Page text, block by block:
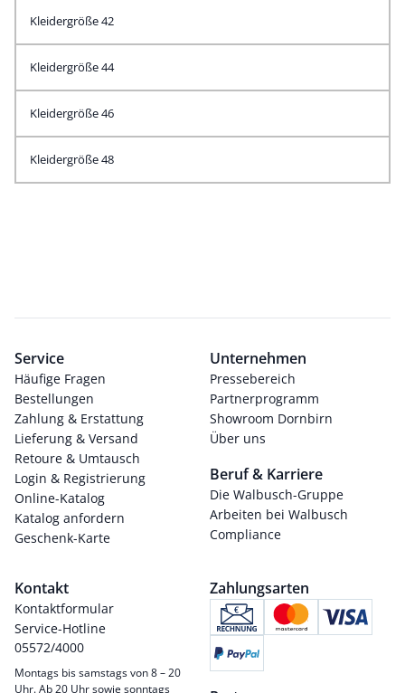
Kleidergröße 42
Kleidergröße 44
Kleidergröße 46
Kleidergröße 48
Service
Häufige Fragen
Bestellungen
Zahlung & Erstattung
Lieferung & Versand
Retoure & Umtausch
Login & Registrierung
Online-Katalog
Katalog anfordern
Geschenk-Karte
Unternehmen
Pressebereich
Partnerprogramm
Showroom Dornbirn
Über uns
Beruf & Karriere
Die Walbusch-Gruppe
Arbeiten bei Walbusch
Compliance
Kontakt
Kontaktformular
Service-Hotline
05572/4000
Montags bis samstags von 8 – 20
Uhr. Ab 20 Uhr sowie sonntags
Zahlungsarten